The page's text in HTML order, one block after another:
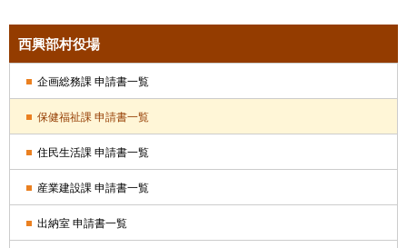
サ
イ
ド
・
メ
ニ
ュ
西興部村役場
企画総務課 申請書一覧
保健福祉課 申請書一覧
住民生活課 申請書一覧
産業建設課 申請書一覧
出納室 申請書一覧